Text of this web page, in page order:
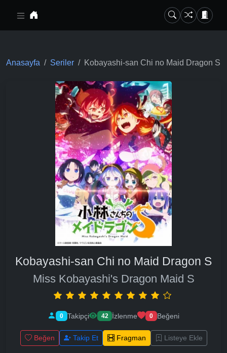
Anasayfa Seriler Kobayashi-san Chi no Maid Dragon S
Kobayashi-san Chi no Maid Dragon S
Miss Kobayashi's Dragon Maid S
0 Takipçi 42 İzlenme 0 Beğeni
Beğen Takip Et Fragman Listeye Ekle